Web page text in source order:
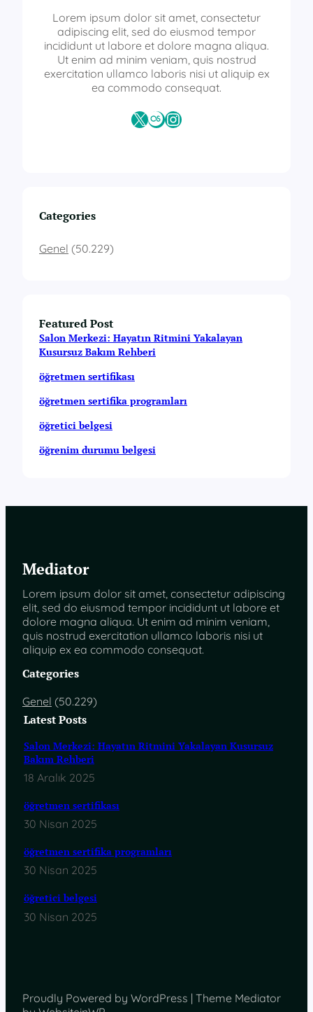
i
k
a
Lorem ipsum dolor sit amet, consectetur
adipiscing elit, sed do eiusmod tempor
incididunt ut labore et dolore magna aliqua.
Ut enim ad minim veniam, quis nostrud
exercitation ullamco laboris nisi ut aliquip ex
ea commodo consequat.
X Last.fmInstagram
Categories
Genel (50.229)
Featured Post
Salon Merkezi: Hayatın Ritmini Yakalayan
Kusursuz Bakım Rehberi
öğretmen sertifikası
öğretmen sertifika programları
öğretici belgesi
öğrenim durumu belgesi
Mediator
Lorem ipsum dolor sit amet, consectetur adipiscing
elit, sed do eiusmod tempor incididunt ut labore et
dolore magna aliqua. Ut enim ad minim veniam,
quis nostrud exercitation ullamco laboris nisi ut
aliquip ex ea commodo consequat.
Categories
Genel (50.229)
Latest Posts
Salon Merkezi: Hayatın Ritmini Yakalayan Kusursuz
Bakım Rehberi
18 Aralık 2025
öğretmen sertifikası
30 Nisan 2025
öğretmen sertifika programları
30 Nisan 2025
öğretici belgesi
30 Nisan 2025
Proudly Powered by WordPress | Theme Mediator